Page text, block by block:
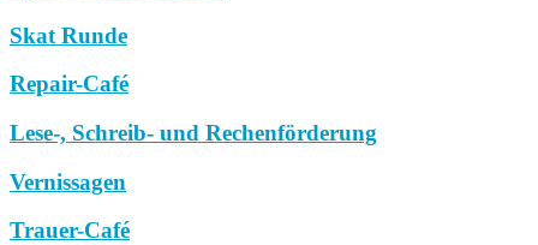
Skat Runde
Repair-Café
Lese-, Schreib- und Rechenförderung
Vernissagen
Trauer-Café